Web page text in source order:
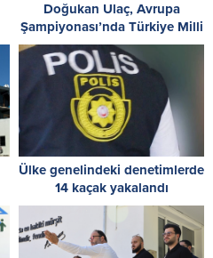
Doğukan Ulaç, Avrupa
Şampiyonası’nda Türkiye Milli
Takımı ile mücadele etti
Ülke genelindeki denetimlerde
14 kaçak yakalandı